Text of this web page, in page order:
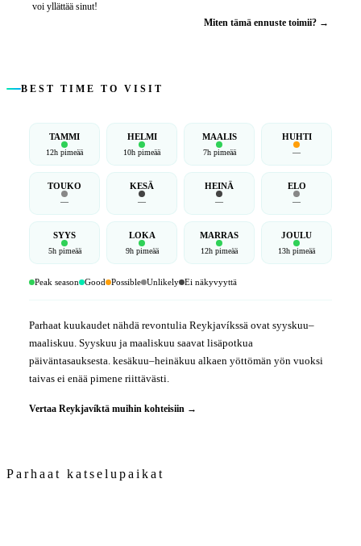
voi yllättää sinut!
Miten tämä ennuste toimii? →
BEST TIME TO VISIT
TAMMI
12h pimeää
HELMI
10h pimeää
MAALIS
7h pimeää
HUHTI
—
TOUKO
—
KESÄ
—
HEINÄ
—
ELO
—
SYYS
5h pimeää
LOKA
9h pimeää
MARRAS
12h pimeää
JOULU
13h pimeää
Peak season Good Possible Unlikely Ei näkyvyyttä
Parhaat kuukaudet nähdä revontulia Reykjavíkssä ovat syyskuu–
maaliskuu. Syyskuu ja maaliskuu saavat lisäpotkua
päiväntasauksesta. kesäkuu–heinäkuu alkaen yöttömän yön vuoksi
taivas ei enää pimene riittävästi.
Vertaa Reykjavíktä muihin kohteisiin →
Parhaat katselupaikat